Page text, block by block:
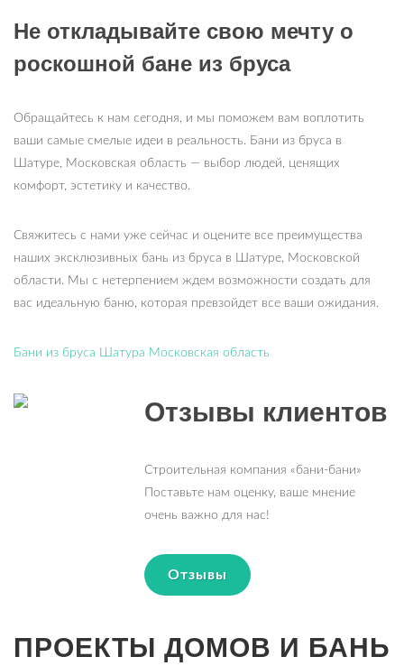
Не откладывайте свою мечту о
роскошной бане из бруса
Обращайтесь к нам сегодня, и мы поможем вам воплотить
ваши самые смелые идеи в реальность. Бани из бруса в
Шатуре, Московская область — выбор людей, ценящих
комфорт, эстетику и качество.
Свяжитесь с нами уже сейчас и оцените все преимущества
наших эксклюзивных бань из бруса в Шатуре, Московской
области. Мы с нетерпением ждем возможности создать для
вас идеальную баню, которая превзойдет все ваши ожидания.
Бани из бруса Шатура Московская область
Отзывы клиентов
Строительная компания «бани-бани»
Поставьте нам оценку, ваше мнение
очень важно для нас!
Отзывы
ПРОЕКТЫ ДОМОВ И БАНЬ